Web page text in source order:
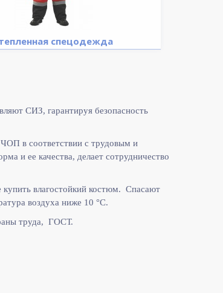
спецодежда
СИЗ, гарантируя безопасность
в соответствии с трудовым и
и ее качества, делает сотрудничество
влагостойкий костюм. Спасают
воздуха ниже 10 °C.
труда, ГОСТ.